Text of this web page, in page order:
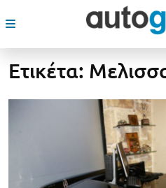
Ετικέτα: